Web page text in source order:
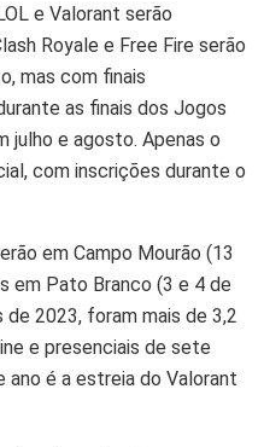
e Valorant serão
Royale e Free Fire serão
mas com finais
as finais dos Jogos
julho e agosto. Apenas o
com inscrições durante o
em Campo Mourão (13
em Pato Branco (3 e 4 de
2023, foram mais de 3,2
e presenciais de sete
ano é a estreia do Valorant